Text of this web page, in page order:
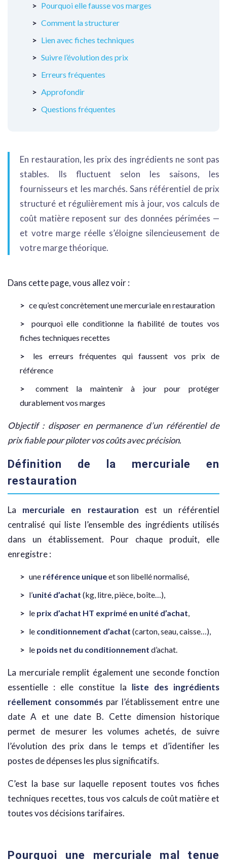
Pourquoi elle fausse vos marges
Comment la structurer
Lien avec fiches techniques
Suivre l’évolution des prix
Erreurs fréquentes
Approfondir
Questions fréquentes
En restauration, les prix des ingrédients ne sont pas
stables. Ils fluctuent selon les saisons, les
fournisseurs et les marchés. Sans référentiel de prix
structuré et régulièrement mis à jour, vos calculs de
coût matière reposent sur des données périmées —
et votre marge réelle s’éloigne silencieusement de
votre marge théorique.
Dans cette page, vous allez voir :
ce qu’est concrètement une mercuriale en restauration
pourquoi elle conditionne la fiabilité de toutes vos
fiches techniques recettes
les erreurs fréquentes qui faussent vos prix de
référence
comment la maintenir à jour pour protéger
durablement vos marges
Objectif : disposer en permanence d’un référentiel de
prix fiable pour piloter vos coûts avec précision.
Définition de la mercuriale en
restauration
La mercuriale en restauration est un référentiel
centralisé qui liste l’ensemble des ingrédients utilisés
dans un établissement. Pour chaque produit, elle
enregistre :
une référence uniqueet son libellé normalisé,
l’unité d’achat (kg, litre, pièce, boîte…),
le prix d’achat HT exprimé en unité d’achat,
le conditionnement d’achat (carton, seau, caisse…),
le poids net du conditionnement d’achat.
La mercuriale remplit également une seconde fonction
essentielle : elle constitue la liste des ingrédients
réellement consommés par l’établissement entre une
date A et une date B. Cette dimension historique
permet de mesurer les volumes achetés, de suivre
l’évolution des prix dans le temps et d’identifier les
postes de dépenses les plus significatifs.
C’est la base sur laquelle reposent toutes vos fiches
techniques recettes, tous vos calculs de coût matière et
toutes vos décisions tarifaires.
Pourquoi une mercuriale mal tenue